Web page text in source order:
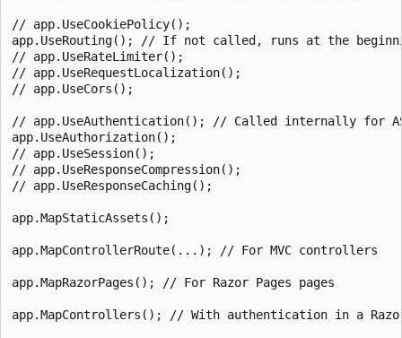
// app.UseCookiePolicy();
app.UseRouting(); // If not called, runs at the
// app.UseRateLimiter();
// app.UseRequestLocalization();
// app.UseCors();
// app.UseAuthentication(); // Called internally for
app.UseAuthorization();
// app.UseSession();
// app.UseResponseCompression();
// app.UseResponseCaching();
app.MapStaticAssets();
app.MapControllerRoute(...); // For MVC controllers
app.MapRazorPages(); // For Razor Pages pages
app.MapControllers(); // With authentication in a Razor